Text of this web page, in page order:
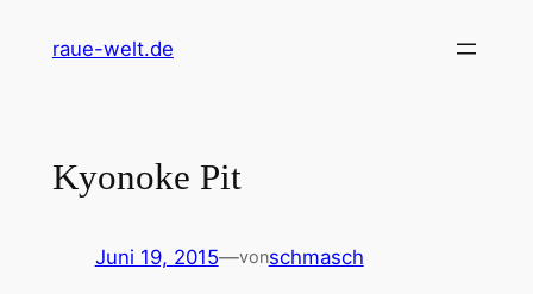
Inhaltraue-welt.de
Kyonoke Pit
Juni 19, 2015—vonschmasch